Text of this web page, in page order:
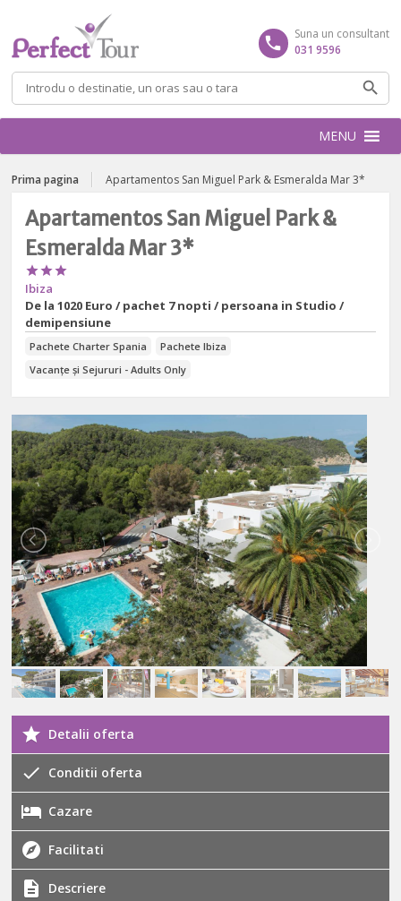
Caută
după:
Suna un consultant
031 9596
MENU
Prima pagina Apartamentos San Miguel Park & Esmeralda Mar 3*
Apartamentos San Miguel Park &
Esmeralda Mar 3*

Ibiza
De la1020 Euro / pachet 7 nopti / persoana in Studio /
demipensiune
Pachete Charter Spania
Pachete Ibiza
Vacanțe și Sejururi - Adults Only
Detalii oferta
Conditii oferta
Cazare
Facilitati
Descriere